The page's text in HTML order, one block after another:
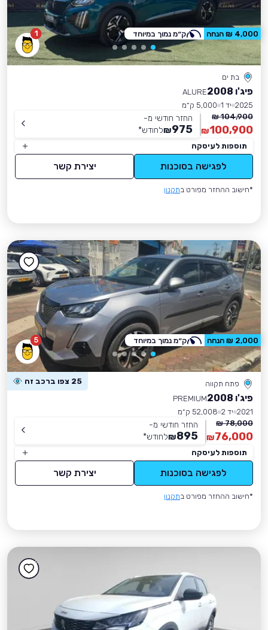
1
בת ים
פיג'ו 2008
ALURE
2025 יד 1
5,000 ק״מ
104,900 ₪
100,900
₪
החזר חודשי מ-
975
₪לחודש*
תוספות לעיסקה
לפגישה בסוכנות יצירת קשר
*חישוב ההחזר מפורט בתקנון
4,000 ₪ הנחה ק״מ נמוך במיוחד
5
פתח תקווה 25 צפו ברכב זה
פיג'ו 2008
PREMIUM
2021 יד 2
52,008 ק״מ
78,000 ₪
76,000
₪
החזר חודשי מ-
895
₪לחודש*
תוספות לעיסקה
לפגישה בסוכנות יצירת קשר
*חישוב ההחזר מפורט בתקנון
2,000 ₪ הנחה ק״מ נמוך במיוחד